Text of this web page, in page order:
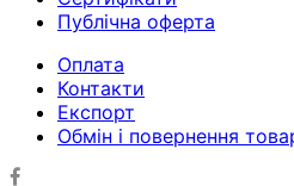
Публічна оферта
Оплата
Контакти
Експорт
Обмін і повернення